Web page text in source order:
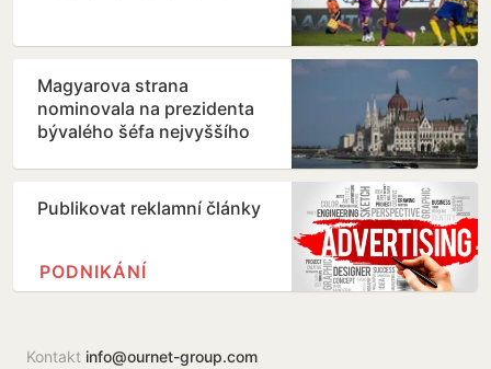
Magyarova strana
nominovala na prezidenta
bývalého šéfa nejvyššího
Publikovat reklamní články
PODNIKÁNÍ
Kontakt info@ournet-group.com